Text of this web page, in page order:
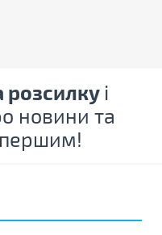
розсилку і
новини та